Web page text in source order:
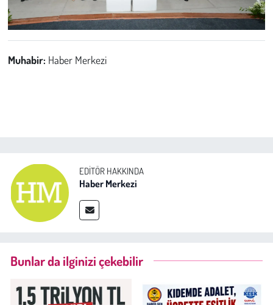
Muhabir: Haber Merkezi
EDITÖR HAKKINDA
Haber Merkezi
Bunlar da ilginizi çekebilir